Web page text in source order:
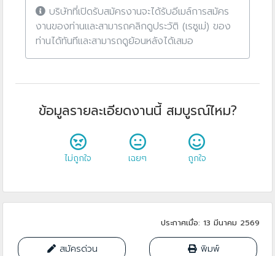
บริษัทที่เปิดรับสมัครงานจะได้รับอีเมล์การสมัคร
งานของท่านและสามารถคลิกดูประวัติ (เรซูเม่) ของ
ท่านได้ทันทีและสามารถดูย้อนหลังได้เสมอ
ข้อมูลรายละเอียดงานนี้ สมบูรณ์ไหม?
ไม่ถูกใจ เฉยๆ ถูกใจ
ประกาศเมื่อ: 13 มีนาคม 2569
สมัครด่วน พิมพ์